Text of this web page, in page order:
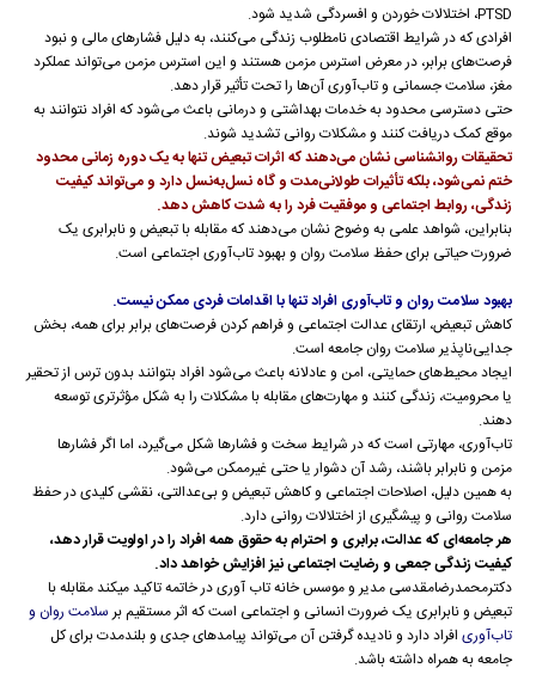
PTSD، اختلالات خوردن و افسردگی شدید شود.
افرادی که در شرایط اقتصادی نامطلوب زندگی می‌کنند، به دلیل فشارهای مالی و نبود
فرصت‌های برابر، در معرض استرس مزمن هستند و این استرس مزمن می‌تواند عملکرد
مغز، سلامت جسمانی و تاب‌آوری آن‌ها را تحت تأثیر قرار دهد.
حتی دسترسی محدود به خدمات بهداشتی و درمانی باعث می‌شود که افراد نتوانند به
موقع کمک دریافت کنند و مشکلات روانی تشدید شوند.
تحقیقات روانشناسی نشان می‌دهند که اثرات تبعیض تنها به یک دوره زمانی محدود
ختم نمی‌شود، بلکه تأثیرات طولانی‌مدت و گاه نسل‌به‌نسل دارد و می‌تواند کیفیت
زندگی، روابط اجتماعی و موفقیت فرد را به شدت کاهش دهد.
بنابراین، شواهد علمی به وضوح نشان می‌دهند که مقابله با تبعیض و نابرابری یک
ضرورت حیاتی برای حفظ سلامت روان و بهبود تاب‌آوری اجتماعی است.
بهبود سلامت روان و تاب‌آوری افراد تنها با اقدامات فردی ممکن نیست.
کاهش تبعیض، ارتقای عدالت اجتماعی و فراهم کردن فرصت‌های برابر برای همه، بخش
جدایی‌ناپذیر سلامت روان جامعه است.
ایجاد محیط‌های حمایتی، امن و عادلانه باعث می‌شود افراد بتوانند بدون ترس از تحقیر
یا محرومیت، زندگی کنند و مهارت‌های مقابله با مشکلات را به شکل مؤثرتری توسعه
دهند.
تاب‌آوری، مهارتی است که در شرایط سخت و فشارها شکل می‌گیرد، اما اگر فشارها
مزمن و نابرابر باشند، رشد آن دشوار یا حتی غیرممکن می‌شود.
به همین دلیل، اصلاحات اجتماعی و کاهش تبعیض و بی‌عدالتی، نقشی کلیدی در حفظ
سلامت روانی و پیشگیری از اختلالات روانی دارد.
هر جامعه‌ای که عدالت، برابری و احترام به حقوق همه افراد را در اولویت قرار دهد،
کیفیت زندگی جمعی و رضایت اجتماعی نیز افزایش خواهد داد.
دکترمحمدرضامقدسی مدیر و موسس خانه تاب آوری در خاتمه تاکید میکند مقابله با
تبعیض و نابرابری یک ضرورت انسانی و اجتماعی است که اثر مستقیم برسلامت روان و
تاب‌آوری افراد دارد و نادیده گرفتن آن می‌تواند پیامدهای جدی و بلندمدت برای کل
جامعه به همراه داشته باشد.